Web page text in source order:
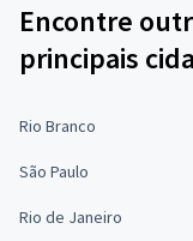
Encontre
principais
Rio Branco
São Paulo
Rio de Janeiro